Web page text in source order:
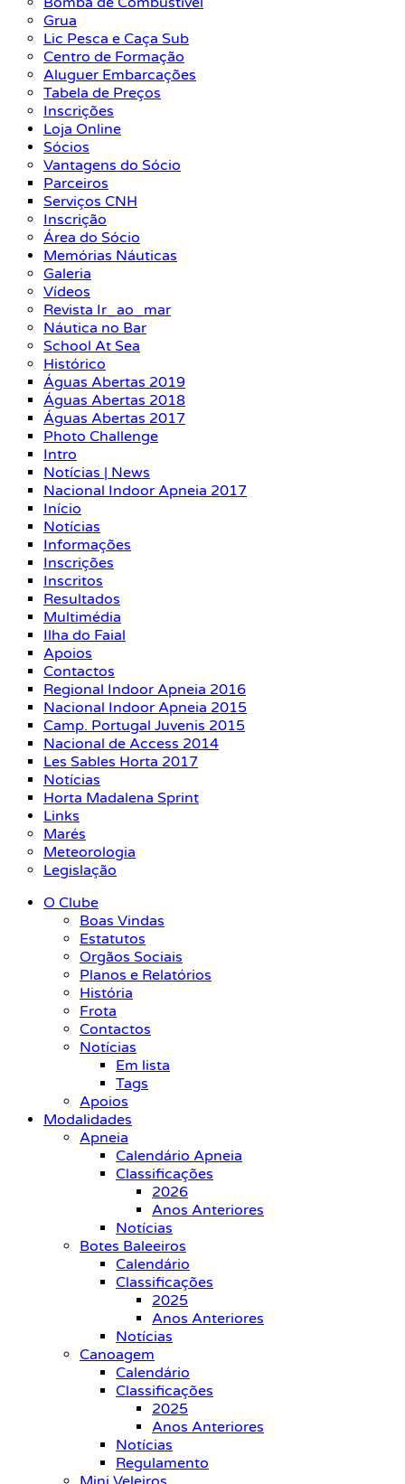
Grua
Lic Pesca e Caça Sub
Centro de Formação
Aluguer Embarcações
Tabela de Preços
Inscrições
Loja Online
Sócios
Vantagens do Sócio
Parceiros
Serviços CNH
Inscrição
Área do Sócio
Memórias Náuticas
Galeria
Vídeos
Revista Ir_ao_mar
Náutica no Bar
School At Sea
Histórico
Águas Abertas 2019
Águas Abertas 2018
Águas Abertas 2017
Photo Challenge
Intro
Notícias | News
Nacional Indoor Apneia 2017
Início
Notícias
Informações
Inscrições
Inscritos
Resultados
Multimédia
Ilha do Faial
Apoios
Contactos
Regional Indoor Apneia 2016
Nacional Indoor Apneia 2015
Camp. Portugal Juvenis 2015
Nacional de Access 2014
Les Sables Horta 2017
Notícias
Horta Madalena Sprint
Links
Marés
Meteorologia
Legislação
O Clube
Boas Vindas
Estatutos
Orgãos Sociais
Planos e Relatórios
História
Frota
Contactos
Notícias
Em lista
Tags
Apoios
Modalidades
Apneia
Calendário Apneia
Classificações
2026
Anos Anteriores
Notícias
Botes Baleeiros
Calendário
Classificações
2025
Anos Anteriores
Notícias
Canoagem
Calendário
Classificações
2025
Anos Anteriores
Notícias
Regulamento